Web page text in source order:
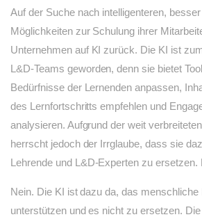
Auf der Suche nach intelligenteren,
Möglichkeiten zur Schulung ihrer
Unternehmen auf KI zurück. Die KI ist
L&D-Teams geworden, denn sie bietet
Bedürfnisse der Lernenden anpassen,
des Lernfortschritts empfehlen und
analysieren. Aufgrund der weit
herrscht jedoch der Irrglaube, dass sie
Lehrende und L&D-Experten zu
Nein. Die KI ist dazu da, das
unterstützen und es nicht zu ersetzen.